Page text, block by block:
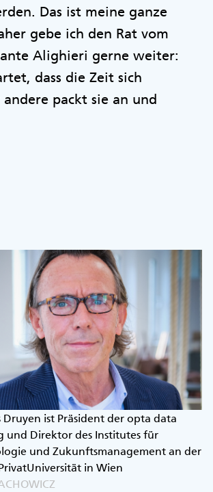
Das ist meine ganze
gebe ich den Rat vom
Alighieri gerne weiter:
dass die Zeit sich
packt sie an und
Druyen ist Präsident der opta data
und Direktor des Institutes für
und Zukunftsmanagement an der
in Wien